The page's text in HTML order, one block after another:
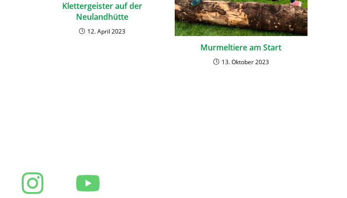
Klettergeister auf der
Neulandhütte
12. April 2023
Murmeltiere am Start
13. Oktober 2023